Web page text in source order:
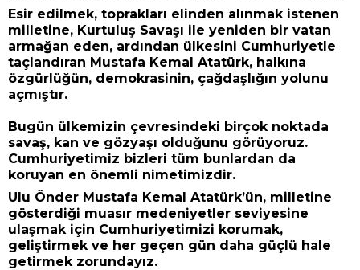
Esir edilmek, toprakları elinden alınmak istenen
milletine, Kurtuluş Savaşı ile yeniden bir vatan
armağan eden, ardından ülkesini Cumhuriyetle
taçlandıran Mustafa Kemal Atatürk, halkına
özgürlüğün, demokrasinin, çağdaşlığın yolunu
açmıştır.
Bugün ülkemizin çevresindeki birçok noktada
savaş, kan ve gözyaşı olduğunu görüyoruz.
Cumhuriyetimiz bizleri tüm bunlardan da
koruyan en önemli nimetimizdir.
Ulu Önder Mustafa Kemal Atatürk’ün, milletine
gösterdiği muasır medeniyetler seviyesine
ulaşmak için Cumhuriyetimizi korumak,
geliştirmek ve her geçen gün daha güçlü hale
getirmek zorundayız.